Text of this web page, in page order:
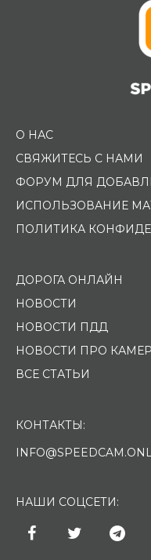
О НАС
СВЯЖИТЕСЬ С НАМИ
ФОРУМ ДЛЯ
ИСПОЛЬЗОВАНИЕ
ПОЛИТИКА
ДОРОГА ОНЛАЙН
НОВОСТИ
НОВОСТИ ПДД
НОВОСТИ ПРО
ВСЕ СТАТЬИ
КОНТАКТЫ:
НАШИ СОЦСЕТИ: